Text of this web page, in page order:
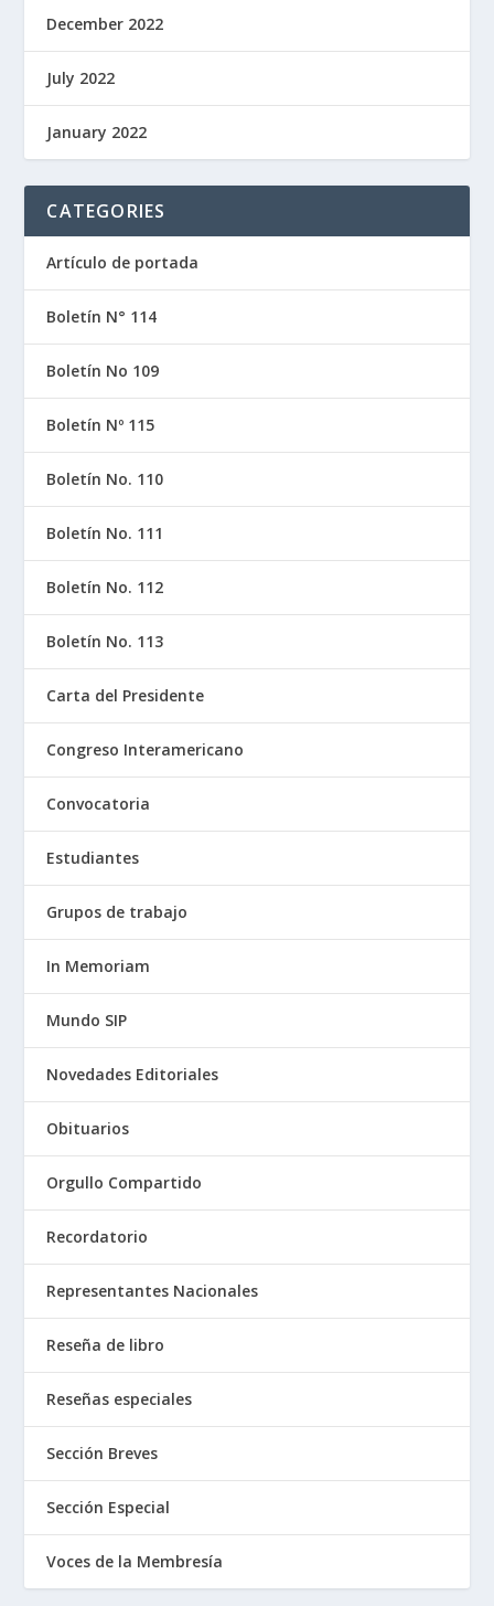
December 2022
July 2022
January 2022
CATEGORIES
Artículo de portada
Boletín N° 114
Boletín No 109
Boletín Nº 115
Boletín No. 110
Boletín No. 111
Boletín No. 112
Boletín No. 113
Carta del Presidente
Congreso Interamericano
Convocatoria
Estudiantes
Grupos de trabajo
In Memoriam
Mundo SIP
Novedades Editoriales
Obituarios
Orgullo Compartido
Recordatorio
Representantes Nacionales
Reseña de libro
Reseñas especiales
Sección Breves
Sección Especial
Voces de la Membresía